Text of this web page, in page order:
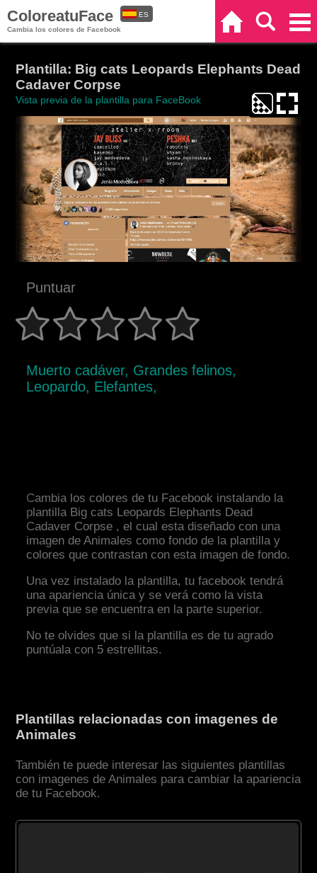
ColoreatuFace
Cambia los colores de Facebook
ES
Plantilla: Big cats Leopards Elephants Dead
Cadaver Corpse
Vista previa de la plantilla para FaceBook
Puntuar
Muerto cadáver, Grandes felinos,
Leopardo, Elefantes,
Cambia los colores de tu Facebook instalando la
plantilla Big cats Leopards Elephants Dead
Cadaver Corpse , el cual esta diseñado con una
imagen de Animales como fondo de la plantilla y
colores que contrastan con esta imagen de fondo.
Una vez instalado la plantilla, tu facebook tendrá
una apariencia única y se verá como la vista
previa que se encuentra en la parte superior.
No te olvides que si la plantilla es de tu agrado
puntúala con 5 estrellitas.
Plantillas relacionadas con imagenes de
Animales
También te puede interesar las siguientes plantillas
con imagenes de Animales para cambiar la apariencia
de tu Facebook.